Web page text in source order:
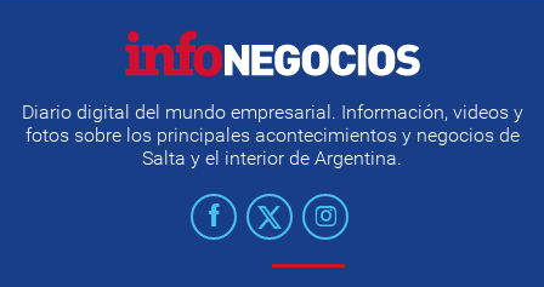
Diario digital del mundo empresarial. Información, videos y
fotos sobre los principales acontecimientos y negocios de
Salta y el interior de Argentina.